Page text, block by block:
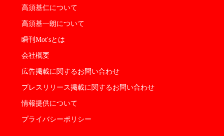
高須基仁について
高須基一朗について
瞬刊Mot'sとは
会社概要
広告掲載に関するお問い合わせ
プレスリリース掲載に関するお問い合わせ
情報提供について
プライバシーポリシー